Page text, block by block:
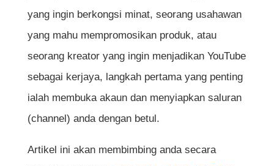
yang ingin berkongsi minat, seorang usahawan
yang mahu mempromosikan produk, atau
seorang kreator yang ingin menjadikan YouTube
sebagai kerjaya, langkah pertama yang penting
ialah membuka akaun dan menyiapkan saluran
(channel) anda dengan betul.
Artikel ini akan membimbing anda secara